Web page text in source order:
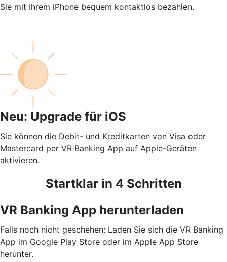
Sie mit Ihrem iPhone bequem kontaktlos bezahlen.
Neu: Upgrade für iOS
Sie können die Debit- und Kreditkarten von Visa oder
Mastercard per VR Banking App auf Apple-Geräten
aktivieren.
Startklar in 4 Schritten
VR Banking App herunterladen
Falls noch nicht geschehen: Laden Sie sich die VR Banking
App im Google Play Store oder im Apple App Store
herunter.